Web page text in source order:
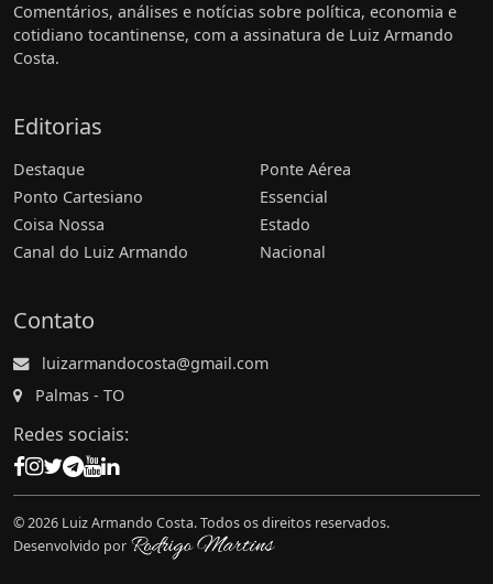
Comentários, análises e notícias sobre política, economia e
cotidiano tocantinense, com a assinatura de Luiz Armando
Costa.
Editorias
Destaque
Ponto Cartesiano
Coisa Nossa
Canal do Luiz Armando
Ponte Aérea
Essencial
Estado
Nacional
Contato
luizarmandocosta@gmail.com
Palmas - TO
Redes sociais:
© 2026 Luiz Armando Costa. Todos os direitos reservados.
Desenvolvido por